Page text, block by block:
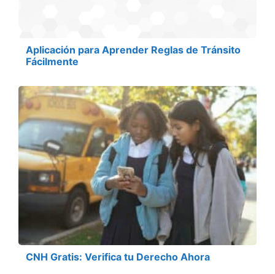
Aplicación para Aprender Reglas de Tránsito
Fácilmente
CNH Gratis: Verifica tu Derecho Ahora